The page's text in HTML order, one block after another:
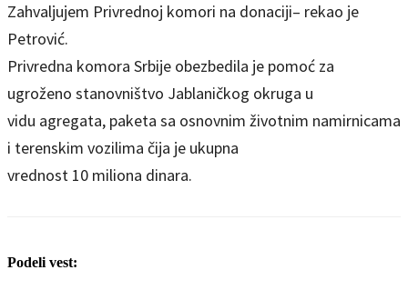
Zahvaljujem Privrednoj komori na donaciji– rekao je
Petrović.
Privredna komora Srbije obezbedila je pomoć za
ugroženo stanovništvo Jablaničkog okruga u
vidu agregata, paketa sa osnovnim životnim namirnicama
i terenskim vozilima čija je ukupna
vrednost 10 miliona dinara.
Podeli vest: